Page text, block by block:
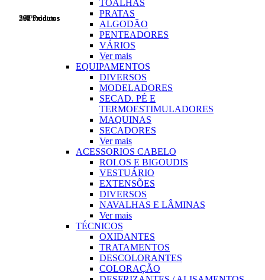
TOALHAS
PRATAS
ALGODÃO
PENTEADORES
VÁRIOS
Ver mais
EQUIPAMENTOS
DIVERSOS
MODELADORES
SECAD. PÉ E
TERMOESTIMULADORES
MAQUINAS
SECADORES
Ver mais
ACESSORIOS CABELO
ROLOS E BIGOUDIS
VESTUÁRIO
EXTENSÕES
DIVERSOS
NAVALHAS E LÂMINAS
Ver mais
TÉCNICOS
OXIDANTES
TRATAMENTOS
DESCOLORANTES
COLORAÇÃO
592 Produtos
396 Produtos
207 Produtos
261 Produtos
17 Produtos